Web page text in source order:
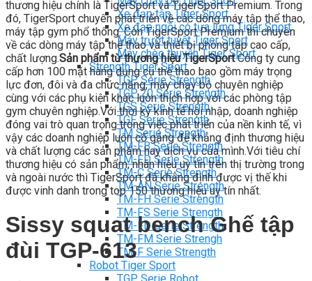
Xe đạp tập Tiger Sport
Xe đạp ngồi có tựa lưng Tiger Sport
Máy trượt tuyết Tiger Sport
Máy chèo thuyền Tiger Sport
Strength Tiger Sport
TGP Serie Strength
TGP 20 Serie Strength
TGS Serie Strength
TGF Serie Strength
TM Serie Strength
TM-FB Serie Strength
TM-FD Serie Strength
TM-C Serie Strength
TM-AN Serie Strength
TM-FH Serie Strength
TM-FS Serie Strength
TM-FD Serie Strength
TM-FM Serie Strengh
TM-F Serie Strength
Robot Tiger Sport
thương hiệu chính là TigerSport và TigerSport Premium. Trong
đó, TigerSport chuyên phát triển về các dòng máy tập thể thao,
máy tập gym phổ thông. Còn TigerSport Premium thì chuyên
về các dòng máy tập thể thao và thiết bị phòng tập cao cấp,
chất lượng.Sản phẩm từ thương hiệu TigerSportCông ty cung
cấp hơn 100 mặt hàng dụng cụ thể thao bao gồm máy trọng
lực đơn, đôi và đa chức năng, máy chạy bộ chuyên nghiệp
cùng với các phụ kiện khác luôn thích hợp với các phòng tập
gym chuyên nghiệp.Với thời kỳ kinh tế hội nhập, doanh nghiệp
đóng vai trò quan trọng trong việc phát triển của nền kinh tế, vì
vậy các doanh nghiệp luôn cố gắng để khẳng định thương hiệu
và chất lượng các sản phẩm hay dịch vụ của mình.Với tiêu chí
thương hiệu có sản phẩm, nhãn hiệu uy tín trên thị trường trong
và ngoài nước thì TigerSport đã khẳng định được vị thế khi
được vinh danh trong top 150 thương hiệu uy tín nhất.
Sissy squat bench Ghế tập
đùi TGP-613